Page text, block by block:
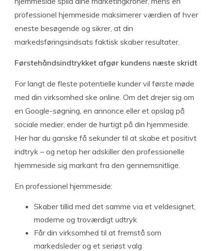
professionel hjemmeside maksimerer værdien af hver
eneste besøgende og sikrer, at din
markedsføringsindsats faktisk skaber resultater.
Førstehåndsindtrykket afgør kundens næste skridt
For langt de fleste potentielle kunder vil første møde
med din virksomhed ske online. Om det drejer sig om
en Google-søgning, en annonce eller et opslag på
sociale medier, ender de hurtigt på din hjemmeside.
Her har du ganske få sekunder til at skabe et positivt
indtryk – og netop her adskiller den professionelle
hjemmeside sig markant fra den gennemsnitlige.
En professionel hjemmeside:
Skaber tillid med det samme via et veldesignet,
moderne og troværdigt udtryk
Får din virksomhed til at fremstå som
markedsleder og et seriøst valg